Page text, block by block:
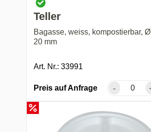
Teller
Bagasse, weiss, kompostierbar,
20 mm
Art. Nr.: 33991
Preis auf Anfrage -